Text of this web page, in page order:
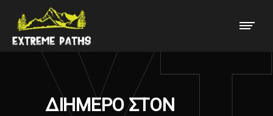
ΔΙΗΜΕΡΟ ΣΤΟΝ